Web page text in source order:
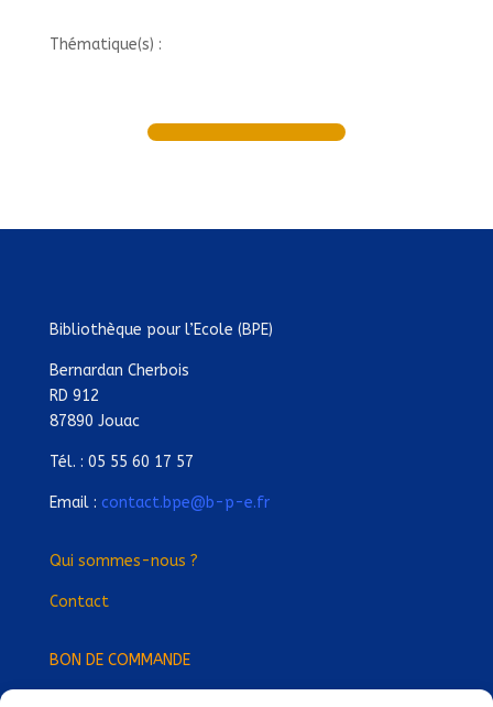
Thématique(s) :
Bibliothèque pour l’Ecole (BPE)
Bernardan Cherbois
RD 912
87890 Jouac
Tél. : 05 55 60 17 57
Email : contact.bpe@b-p-e.fr
Qui sommes-nous ?
Contact
BON DE COMMANDE